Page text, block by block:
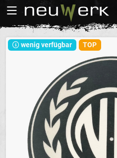
wenig verfügbar TOP